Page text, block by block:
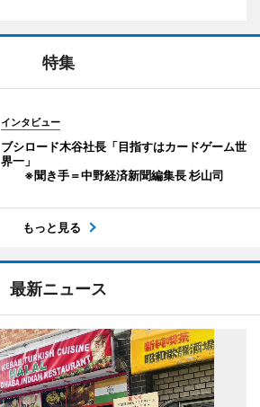
特集
インタビュー
ブシロード木谷社長「目指すはカードゲーム世
界一」
※聞き手＝中野経済新聞編集長 杉山司
もっと見る
最新ニュース